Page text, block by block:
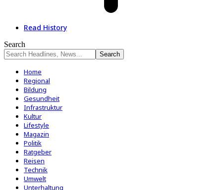
Read History
Search
Home
Regional
Bildung
Gesundheit
Infrastruktur
Kultur
Lifestyle
Magazin
Politik
Ratgeber
Reisen
Technik
Umwelt
Unterhaltung